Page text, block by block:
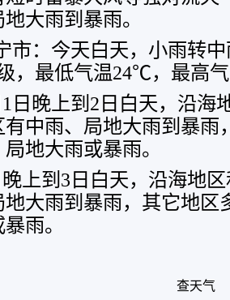
大雨到暴雨。
市：今天白天，小雨转
，最低气温24℃，最高
日晚上到2日白天，沿海
有中雨、局地大雨到暴雨
地大雨或暴雨。
上到3日白天，沿海地
地大雨到暴雨，其它地区
雨。
查天气